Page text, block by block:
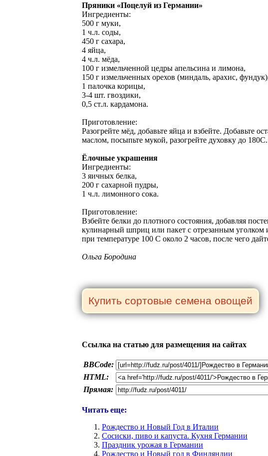
Пряники «Поцелуй из Германии»
Ингредиенты:
500 г муки,
1 ч.л. соды,
450 г сахара,
4 яйца,
4 ч.л. мёда,
100 г измельченной цедры апельсина и лимона,
150 г измельченных орехов (миндаль, арахис,
1 палочка корицы,
3-4 шт. гвоздики,
0,5 ст.л. кардамона.
Приготовление:
Разогрейте мёд, добавьте яйца и взбейте. Добавьте
маслом, посыпьте мукой, разогрейте духовку до
Ёлочные украшения
Ингредиенты:
3 яичных белка,
200 г сахарной пудры,
1 ч.л. лимонного сока.
Приготовление:
Взбейте белки до плотного состояния, добавляя
кулинарный шприц или пакет с отрезанным уголком
при температуре 100 С около 2 часов, после чего
Ольга Бородина
Ссылка на статью для размещения на сайтах
BBCode:
HTML:
Прямая:
Читать еще:
Рождество и Новый Год в Италии
Сосиски, пиво и капуста. Кухня Германии
Праздник урожая в Германии
Рождество и Новый год в Финляндии